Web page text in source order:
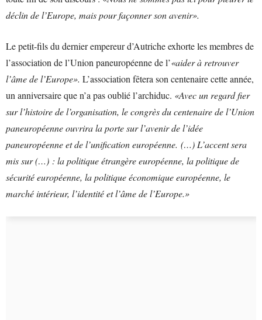
déclin de l’Europe, mais pour façonner son avenir».
Le petit-fils du dernier empereur d’Autriche exhorte les membres de
l’association de l’Union paneuropéenne de l’«aider à retrouver
l’âme de l’Europe». L’association fêtera son centenaire cette année,
un anniversaire que n’a pas oublié l’archiduc. «Avec un regard fier
sur l’histoire de l’organisation, le congrès du centenaire de l’Union
paneuropéenne ouvrira la porte sur l’avenir de l’idée
paneuropéenne et de l’unification européenne. (…) L’accent sera
mis sur (…) : la politique étrangère européenne, la politique de
sécurité européenne, la politique économique européenne, le
marché intérieur, l’identité et l’âme de l’Europe.»